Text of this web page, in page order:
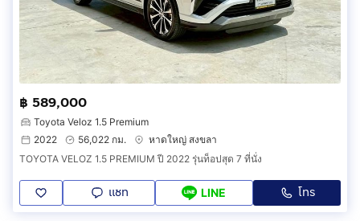
฿ 589,000
Toyota Veloz 1.5 Premium
2022
56,022 กม.
หาดใหญ่ สงขลา
TOYOTA VELOZ 1.5 PREMIUM ปี 2022 รุ่นท็อปสุด 7 ที่นั่ง
แชท LINE โทร